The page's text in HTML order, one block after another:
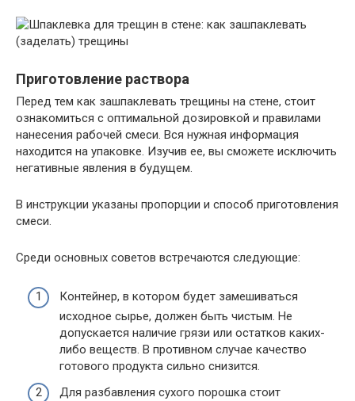
Приготовление раствора
Перед тем как зашпаклевать трещины на стене, стоит
ознакомиться с оптимальной дозировкой и правилами
нанесения рабочей смеси. Вся нужная информация
находится на упаковке. Изучив ее, вы сможете исключить
негативные явления в будущем.
В инструкции указаны пропорции и способ приготовления
смеси.
Среди основных советов встречаются следующие:
Контейнер, в котором будет замешиваться
исходное сырье, должен быть чистым. Не
допускается наличие грязи или остатков каких-
либо веществ. В противном случае качество
готового продукта сильно снизится.
Для разбавления сухого порошка стоит